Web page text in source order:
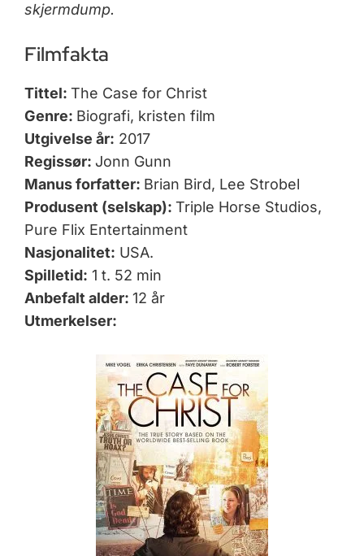
skjermdump.
Filmfakta
Tittel: The Case for Christ
Genre: Biografi, kristen film
Utgivelse år: 2017
Regissør: Jonn Gunn
Manus forfatter: Brian Bird, Lee Strobel
Produsent (selskap): Triple Horse Studios,
Pure Flix Entertainment
Nasjonalitet: USA.
Spilletid: 1 t. 52 min
Anbefalt alder: 12 år
Utmerkelser: